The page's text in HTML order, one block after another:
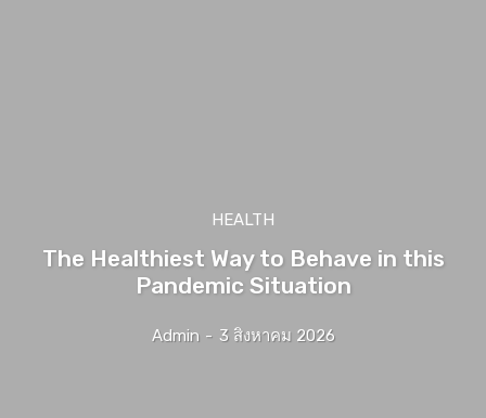
HEALTH
The Healthiest Way to Behave in this
Pandemic Situation
Admin - 3 สิงหาคม 2026